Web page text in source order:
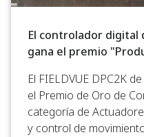
El controlador digital
gana el premio
El FIELDVUE DPC2K
el Premio de Oro de
categoría de
y control de